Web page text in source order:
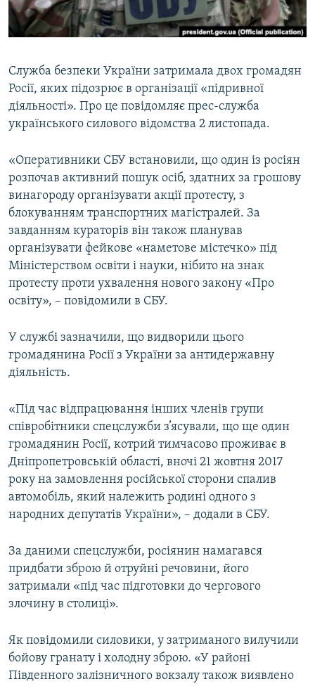
СВІДЧЕННЯ ОКУПАЦІЇ
УКРАЇНСЬКА ПРОБЛЕМА КРИМУ
Qırımtatar
Усі сайти RFE/RL
Служба безпеки України затримала двох громадян
Росії, яких підозрює в організації «підривної
діяльності». Про це повідомляє прес-служба
українського силового відомства 2 листопада.
«Оперативники СБУ встановили, що один із росіян
розпочав активний пошук осіб, здатних за грошову
винагороду організувати акції протесту, з
блокуванням транспортних магістралей. За
завданням кураторів він також планував
організувати фейкове «наметове містечко» під
Міністерством освіти і науки, нібито на знак
протесту проти ухвалення нового закону «Про
освіту», – повідомили в СБУ.
У службі зазначили, що видворили цього
громадянина Росії з України за антидержавну
діяльність.
«Під час відпрацювання інших членів групи
співробітники спецслужби з’ясували, що ще один
громадянин Росії, котрий тимчасово проживає в
Дніпропетровській області, вночі 21 жовтня 2017
року на замовлення російської сторони спалив
автомобіль, який належить родині одного з
народних депутатів України», – додали в СБУ.
За даними спецслужби, росіянин намагався
придбати зброю й отруйні речовини, його
затримали «під час підготовки до чергового
злочину в столиці».
Як повідомили силовики, у затриманого вилучили
бойову гранату і холодну зброю. «У районі
Південного залізничного вокзалу також виявлено